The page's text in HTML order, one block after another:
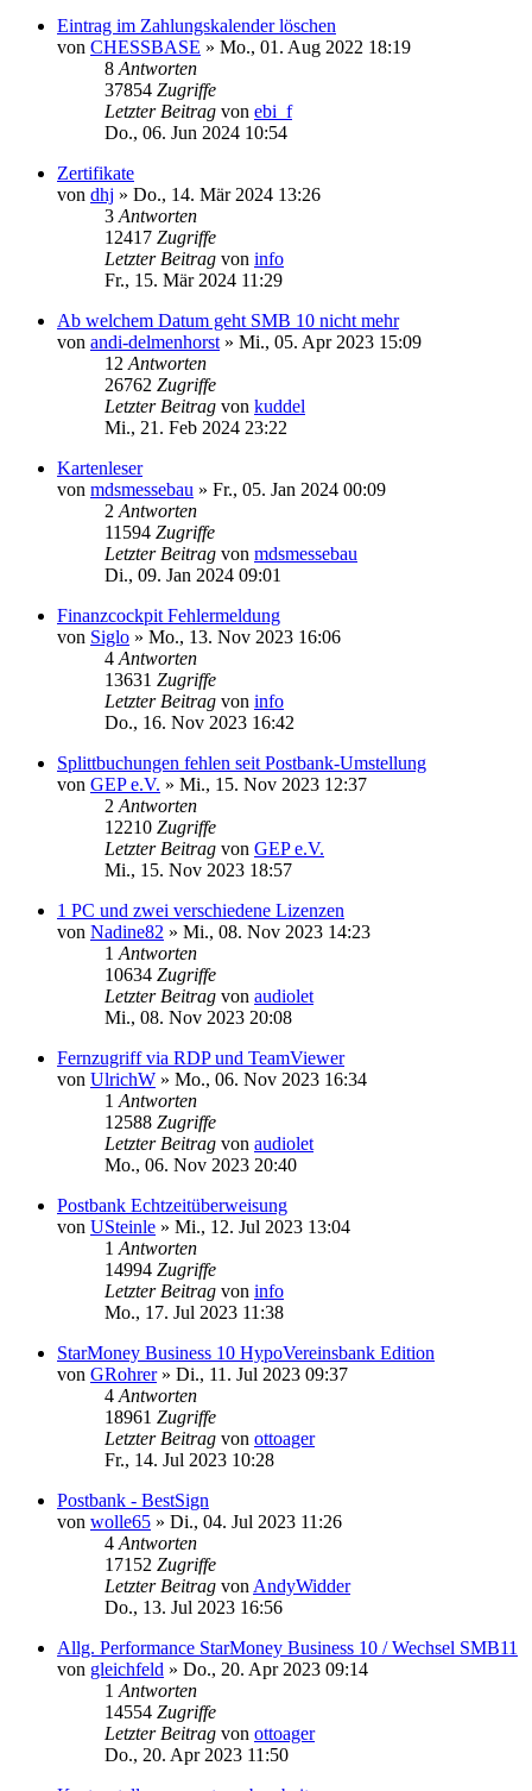
Eintrag im Zahlungskalender löschen
von CHESSBASE » Mo., 01. Aug 2022 18:19
8 Antworten
37854 Zugriffe
Letzter Beitrag von ebi_f
Do., 06. Jun 2024 10:54
Zertifikate
von dhj » Do., 14. Mär 2024 13:26
3 Antworten
12417 Zugriffe
Letzter Beitrag von info
Fr., 15. Mär 2024 11:29
Ab welchem Datum geht SMB 10 nicht mehr
von andi-delmenhorst » Mi., 05. Apr 2023 15:09
12 Antworten
26762 Zugriffe
Letzter Beitrag von kuddel
Mi., 21. Feb 2024 23:22
Kartenleser
von mdsmessebau » Fr., 05. Jan 2024 00:09
2 Antworten
11594 Zugriffe
Letzter Beitrag von mdsmessebau
Di., 09. Jan 2024 09:01
Finanzcockpit Fehlermeldung
von Siglo » Mo., 13. Nov 2023 16:06
4 Antworten
13631 Zugriffe
Letzter Beitrag von info
Do., 16. Nov 2023 16:42
Splittbuchungen fehlen seit Postbank-Umstellung
von GEP e.V. » Mi., 15. Nov 2023 12:37
2 Antworten
12210 Zugriffe
Letzter Beitrag von GEP e.V.
Mi., 15. Nov 2023 18:57
1 PC und zwei verschiedene Lizenzen
von Nadine82 » Mi., 08. Nov 2023 14:23
1 Antworten
10634 Zugriffe
Letzter Beitrag von audiolet
Mi., 08. Nov 2023 20:08
Fernzugriff via RDP und TeamViewer
von UlrichW » Mo., 06. Nov 2023 16:34
1 Antworten
12588 Zugriffe
Letzter Beitrag von audiolet
Mo., 06. Nov 2023 20:40
Postbank Echtzeitüberweisung
von USteinle » Mi., 12. Jul 2023 13:04
1 Antworten
14994 Zugriffe
Letzter Beitrag von info
Mo., 17. Jul 2023 11:38
StarMoney Business 10 HypoVereinsbank Edition
von GRohrer» Di., 11. Jul 2023 09:37
4 Antworten
18961 Zugriffe
Letzter Beitrag von ottoager
Fr., 14. Jul 2023 10:28
Postbank - BestSign
von wolle65 » Di., 04. Jul 2023 11:26
4 Antworten
17152 Zugriffe
Letzter Beitrag von AndyWidder
Do., 13. Jul 2023 16:56
Allg. Performance StarMoney Business 10 / Wechsel SMB11
von gleichfeld » Do., 20. Apr 2023 09:14
1 Antworten
14554 Zugriffe
Letzter Beitrag von ottoager
Do., 20. Apr 2023 11:50